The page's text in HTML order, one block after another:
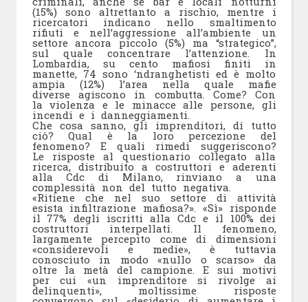
(15%) sono altrettanto a rischio, mentre i
ricercatori indicano nello smaltimento
rifiuti e nell’aggressione all’ambiente un
settore ancora piccolo (5%) ma “strategico”,
sul quale concentrare l’attenzione. In
Lombardia, su cento mafiosi finiti in
manette, 74 sono ‘ndranghetisti ed è molto
ampia (12%) l’area nella quale mafie
diverse agiscono in combutta. Come? Con
la violenza e le minacce alle persone, gli
incendi e i danneggiamenti.
Che cosa sanno, gli imprenditori, di tutto
ciò? Qual è la loro percezione del
fenomeno? E quali rimedi suggeriscono?
Le risposte al questionario collegato alla
ricerca, distribuito a costruttori e aderenti
alla Cdc di Milano, rinviano a una
complessità non del tutto negativa.
«Ritiene che nel suo settore di attività
esista infiltrazione mafiosa?». «Sì» risponde
il 77% degli iscritti alla Cdc e il 100% dei
costruttori interpellati. Il fenomeno,
largamente percepito come di dimensioni
«considerevoli e medie», è tuttavia
conosciuto in modo «nullo o scarso» da
oltre la metà del campione. E sui motivi
per cui «un imprenditore si rivolge ai
delinquenti», moltissime risposte